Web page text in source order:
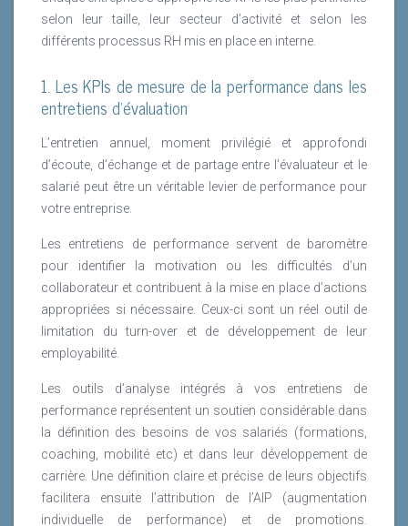
selon leur taille, leur secteur d’activité et selon les
différents processus RH mis en place en interne.
1. Les KPIs de mesure de la performance dans les
entretiens d’évaluation
L’entretien annuel, moment privilégié et approfondi
d’écoute, d’échange et de partage entre l’évaluateur et le
salarié peut être un véritable levier de performance pour
votre entreprise.
Les entretiens de performance servent de baromètre
pour identifier la motivation ou les difficultés d’un
collaborateur et contribuent à la mise en place d’actions
appropriées si nécessaire. Ceux-ci sont un réel outil de
limitation du turn-over et de développement de leur
employabilité.
Les outils d’analyse intégrés à vos entretiens de
performance représentent un soutien considérable dans
la définition des besoins de vos salariés (formations,
coaching, mobilité etc) et dans leur développement de
carrière. Une définition claire et précise de leurs objectifs
facilitera ensuite l’attribution de l’AIP (augmentation
individuelle de performance) et de promotions.